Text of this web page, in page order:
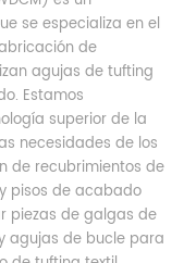
se especializa en el
de
agujas de tufting
Estamos
superior de la
necesidades de los
de recubrimientos de
pisos de acabado
piezas de galgas de
agujas de bucle para